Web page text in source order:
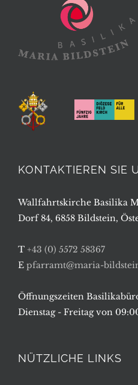
KONTAKTIEREN SIE
Wallfahrtskirche Basilika
Dorf 84, 6858 Bildstein,
T +43 (0) 5572 58367
E pfarramt@maria-
Öffnungszeiten
Dienstag - Freitag von
NÜTZLICHE LINKS